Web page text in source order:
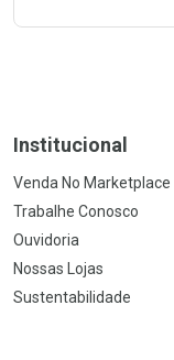
Institucional
Venda No Marketplace
Trabalhe Conosco
Ouvidoria
Nossas Lojas
Sustentabilidade